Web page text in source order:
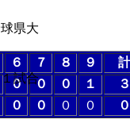
６ ７ ８ ９
計
０ ０ ０ １
３
０ ０ ０ ０ ０
県大
試合